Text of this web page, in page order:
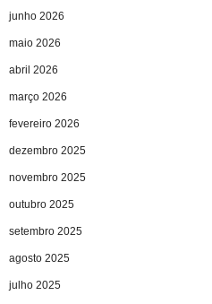
junho 2026
maio 2026
abril 2026
março 2026
fevereiro 2026
dezembro 2025
novembro 2025
outubro 2025
setembro 2025
agosto 2025
julho 2025